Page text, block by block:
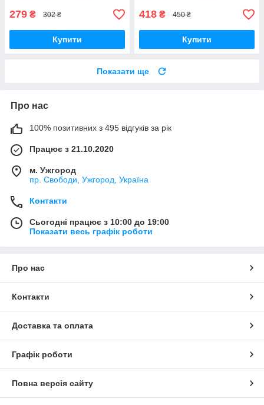
279 ₴ 302 ₴
Купити
418 ₴ 450 ₴
Купити
Показати ще
Про нас
100% позитивних з 495 відгуків за рік
Працює з 21.10.2020
м. Ужгород
пр. Свободи, Ужгород, Україна
Контакти
Сьогодні працює з 10:00 до 19:00
Показати весь графік роботи
Про нас
Контакти
Доставка та оплата
Графік роботи
Повна версія сайту